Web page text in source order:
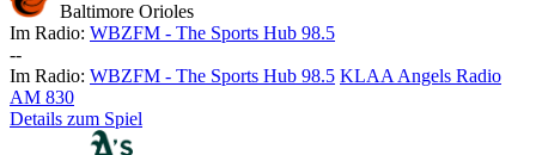
Baltimore Orioles
Im Radio: WBZFM - The Sports Hub 98.5
--
Im Radio: WBZFM - The Sports Hub 98.5 KLAA Angels Radio
AM 830
Details zum Spiel